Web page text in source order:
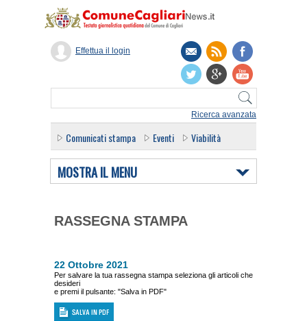
Ricerca avanzata
Effettua il login
Comunicati stampa Eventi Viabilità
MOSTRA IL MENU
RASSEGNA STAMPA
22 Ottobre 2021
Per salvare la tua rassegna stampa seleziona gli articoli che
desideri
e premi il pulsante: "Salva in PDF"